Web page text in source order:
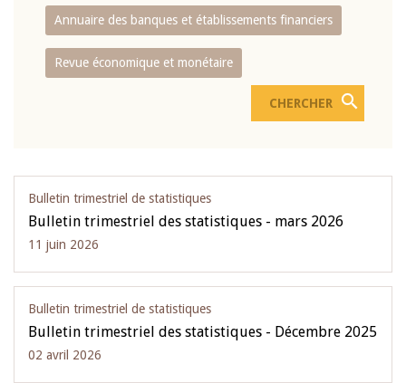
Annuaire des banques et établissements financiers
Revue économique et monétaire
Bulletin trimestriel de statistiques
Bulletin trimestriel des statistiques - mars 2026
11 juin 2026
Bulletin trimestriel de statistiques
Bulletin trimestriel des statistiques - Décembre 2025
02 avril 2026